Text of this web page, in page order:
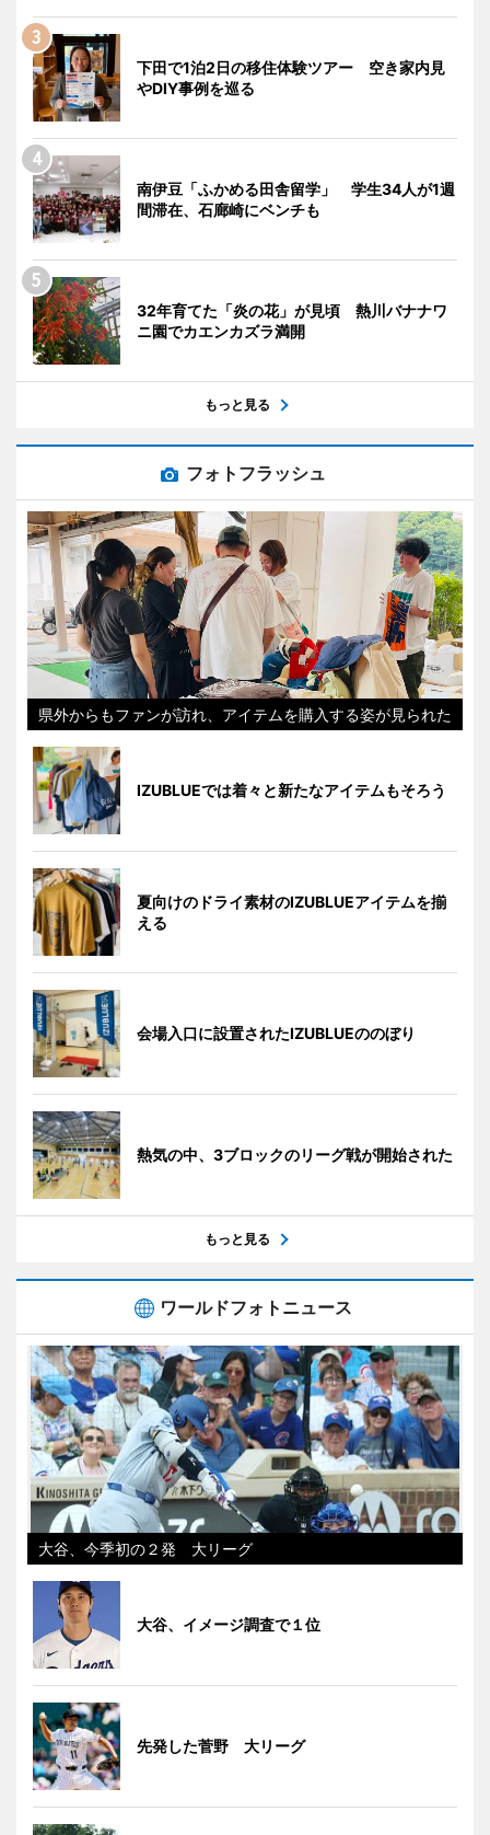
下田で1泊2日の移住体験ツアー 空き家内見
やDIY事例を巡る
南伊豆「ふかめる田舎留学」 学生34人が1週
間滞在、石廊崎にベンチも
32年育てた「炎の花」が見頃 熱川バナナワ
ニ園でカエンカズラ満開
もっと見る
フォトフラッシュ
県外からもファンが訪れ、アイテムを購入する姿が見られた
IZUBLUEでは着々と新たなアイテムもそろう
夏向けのドライ素材のIZUBLUEアイテムを揃
える
会場入口に設置されたIZUBLUEののぼり
熱気の中、3ブロックのリーグ戦が開始された
もっと見る
ワールドフォトニュース
大谷、今季初の２発 大リーグ
大谷、イメージ調査で１位
先発した菅野 大リーグ